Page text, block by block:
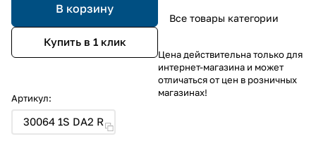
В корзину
Купить в 1 клик
Артикул:
30064 1S DA2 R
Все товары категории
Цена действительна только для
интернет-магазина и может
отличаться от цен в розничных
магазинах!